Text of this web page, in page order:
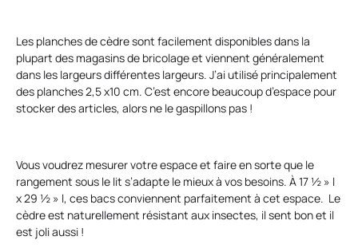
Les planches de cèdre sont facilement disponibles dans la
plupart des magasins de bricolage et viennent généralement
dans les largeurs différentes largeurs. J’ai utilisé principalement
des planches 2,5 x10 cm. C’est encore beaucoup d’espace pour
stocker des articles, alors ne le gaspillons pas !
Vous voudrez mesurer votre espace et faire en sorte que le
rangement sous le lit s’adapte le mieux à vos besoins. À 17 ½ » l
x 29 ½ » l, ces bacs conviennent parfaitement à cet espace. Le
cèdre est naturellement résistant aux insectes, il sent bon et il
est joli aussi !